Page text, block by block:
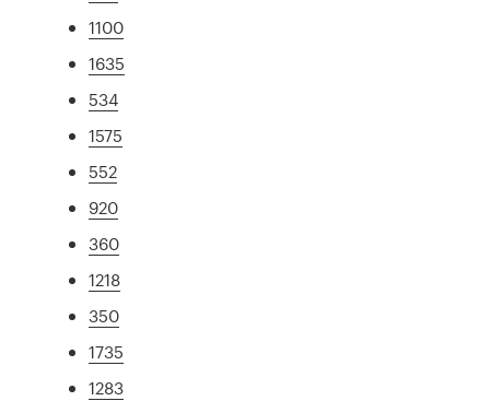
1100
1635
534
1575
552
920
360
1218
350
1735
1283